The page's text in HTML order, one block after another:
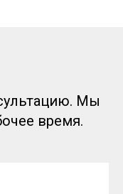
Мы
время.